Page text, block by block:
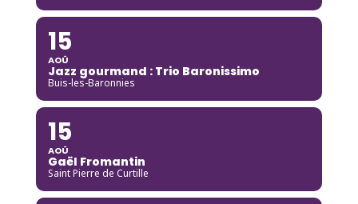
15
AOÛ
Jazz gourmand : Trio Baronissimo
Buis-les-Baronnies
15
AOÛ
Gaël Fromantin
Saint Pierre de Curtille